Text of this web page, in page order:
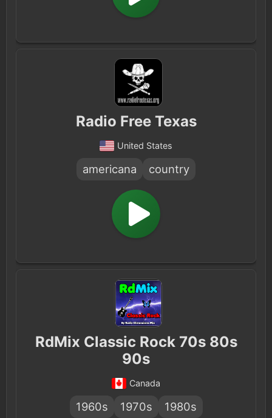
Radio Free Texas
United States
americana country
RdMix Classic Rock 70s 80s
90s
Canada
1960s 1970s 1980s